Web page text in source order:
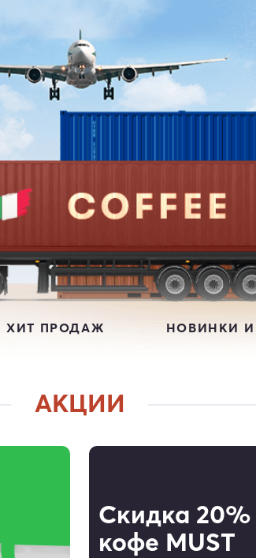
ХИТ ПРОДАЖ НОВИНКИ
АКЦИИ
Скидка
кофе MUST